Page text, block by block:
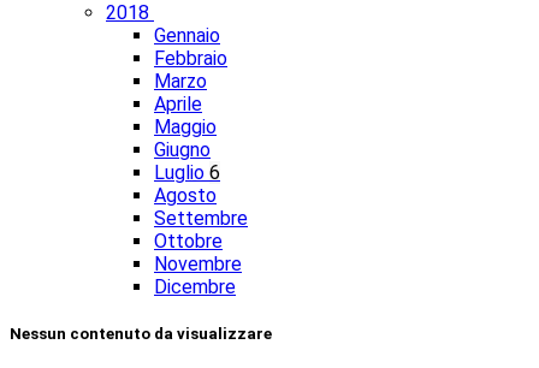
2018
Gennaio
Febbraio
Marzo
Aprile
Maggio
Giugno
Luglio 6
Agosto
Settembre
Ottobre
Novembre
Dicembre
Nessun contenuto da visualizzare